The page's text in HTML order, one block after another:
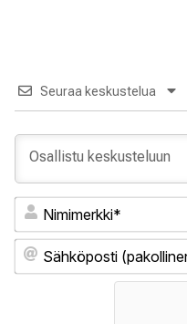
Seuraa keskustelua